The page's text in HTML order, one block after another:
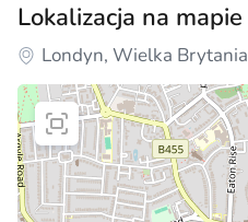
Lokalizacja na mapie
Londyn, Wielka Brytania